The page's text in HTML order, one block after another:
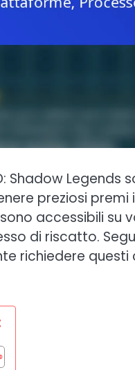
Shadow
preziosi
accessibili su
di riscatto.
richiedere